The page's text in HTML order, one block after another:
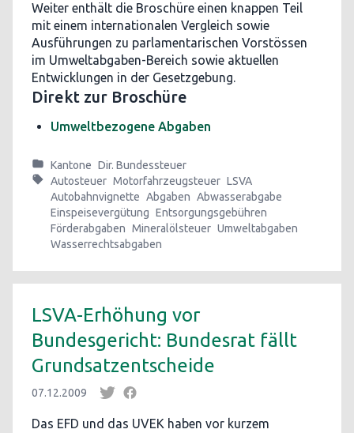
Weiter enthält die Broschüre einen knappen Teil
mit einem internationalen Vergleich sowie
Ausführungen zu parlamentarischen Vorstössen
im Umweltabgaben-Bereich sowie aktuellen
Entwicklungen in der Gesetzgebung.
Direkt zur Broschüre
Umweltbezogene Abgaben
Kantone Dir. Bundessteuer
Autosteuer Motorfahrzeugsteuer LSVA
Autobahnvignette Abgaben Abwasserabgabe
Einspeisevergütung Entsorgungsgebühren
Förderabgaben Mineralölsteuer Umweltabgaben
Wasserrechtsabgaben
LSVA-Erhöhung vor
Bundesgericht: Bundesrat fällt
Grundsatzentscheide
07.12.2009
Das EFD und das UVEK haben vor kurzem